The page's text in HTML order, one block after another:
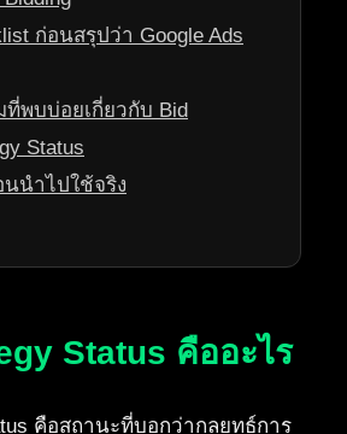
ก่อนสรุปว่า Google Ads
ที่พบบ่อยเกี่ยวกับ Bid
Status
นนำไปใช้จริง
Status คืออะไร
คือสถานะที่บอกว่ากลยุทธ์การ